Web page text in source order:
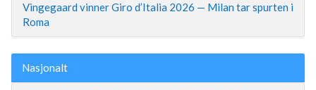
Vingegaard vinner Giro d’Italia 2026 — Milan tar spurten i
Roma
Nasjonalt